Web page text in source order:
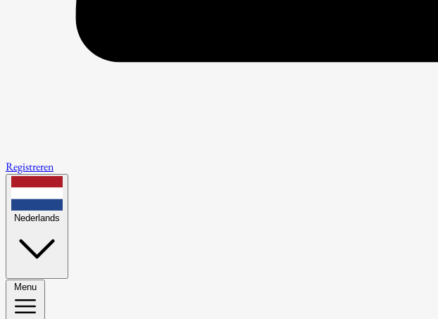
Registreren
Nederlands
Menu